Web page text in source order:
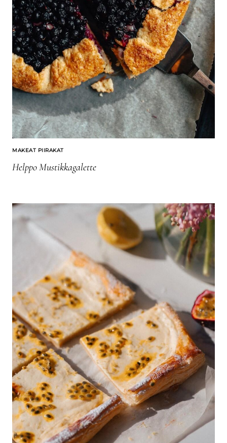
MAKEAT PIIRAKAT
Helppo Mustikkagalette